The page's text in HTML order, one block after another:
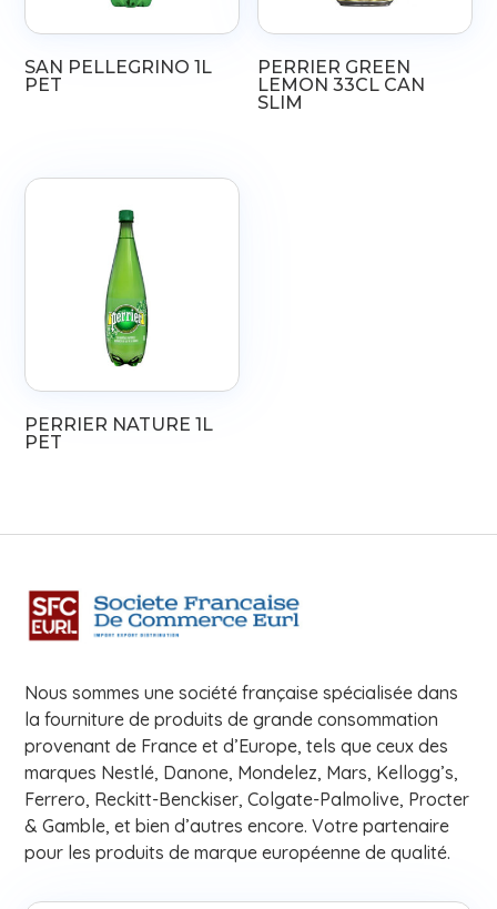
SAN PELLEGRINO 1L
PET
PERRIER GREEN
LEMON 33CL CAN
SLIM
PERRIER NATURE 1L
PET
Nous sommes une société française spécialisée dans
la fourniture de produits de grande consommation
provenant de France et d’Europe, tels que ceux des
marques Nestlé, Danone, Mondelez, Mars, Kellogg’s,
Ferrero, Reckitt-Benckiser, Colgate-Palmolive, Procter
& Gamble, et bien d’autres encore. Votre partenaire
pour les produits de marque européenne de qualité.